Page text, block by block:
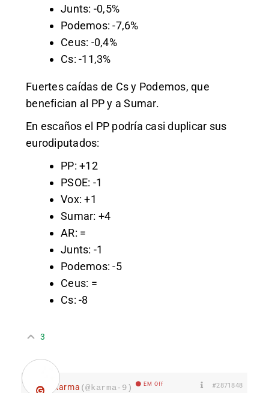
Junts: -0,5%
Podemos: -7,6%
Ceus: -0,4%
Cs: -11,3%
Fuertes caídas de Cs y Podemos, que
benefician al PP y a Sumar.
En escaños el PP podría casi duplicar sus
eurodiputados:
PP: +12
PSOE: -1
Vox: +1
Sumar: +4
AR: =
Junts: -1
Podemos: -5
Ceus: =
Cs: -8
3
karma (@karma-9) EM Off #2871848